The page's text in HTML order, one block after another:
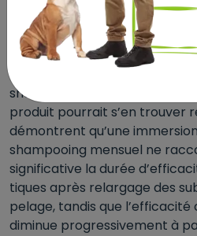
Le produit est résistant à
l’animal est mouillé.
exposition prolongée et
shampouinage intensif car la
produit pourrait s’en trouver
démontrent qu’une
shampooing mensuel ne
significative la durée
tiques après relargage des
pelage, tandis que
diminue progressivement à